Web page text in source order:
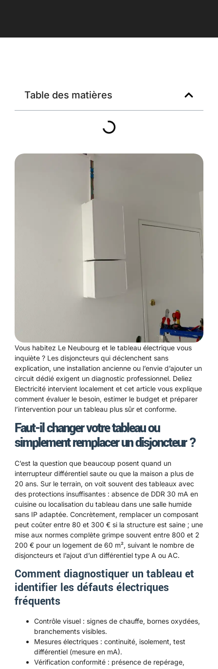
Table des matières
Vous habitez Le Neubourg et le tableau électrique vous
inquiète ? Les disjoncteurs qui déclenchent sans
explication, une installation ancienne ou l’envie d’ajouter un
circuit dédié exigent un diagnostic professionnel. Deliez
Electricité intervient localement et cet article vous explique
comment évaluer le besoin, estimer le budget et préparer
l’intervention pour un tableau plus sûr et conforme.
Faut-il changer votre tableau ou
simplement remplacer un disjoncteur ?
C’est la question que beaucoup posent quand un
interrupteur différentiel saute ou que la maison a plus de
20 ans. Sur le terrain, on voit souvent des tableaux avec
des protections insuffisantes : absence de DDR 30 mA en
cuisine ou localisation du tableau dans une salle humide
sans IP adaptée. Concrètement, remplacer un composant
peut coûter entre 80 et 300 € si la structure est saine ; une
mise aux normes complète grimpe souvent entre 800 et 2
200 € pour un logement de 60 m², suivant le nombre de
disjoncteurs et l’ajout d’un différentiel type A ou AC.
Comment diagnostiquer un tableau et
identifier les défauts électriques
fréquents
Contrôle visuel : signes de chauffe, bornes oxydées,
branchements visibles.
Mesures électriques : continuité, isolement, test
différentiel (mesure en mA).
Vérification conformité : présence de repérage,